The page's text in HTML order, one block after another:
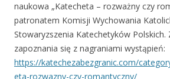
naukowa „Katecheta – rozważny czy
patronatem Komisji Wychowania
Stowaryzszenia Katechetyków Polskich.
zapoznania się z nagraniami wystąpień:
https://katechezabezgranic.com/
eta-rozwazny-czy-romantyczny/